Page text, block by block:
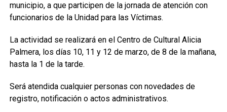
municipio, a que participen de la jornada de atención con
funcionarios de la Unidad para las Víctimas.
La actividad se realizará en el Centro de Cultural Alicia
Palmera, los días 10, 11 y 12 de marzo, de 8 de la mañana,
hasta la 1 de la tarde.
Será atendida cualquier personas con novedades de
registro, notificación o actos administrativos.